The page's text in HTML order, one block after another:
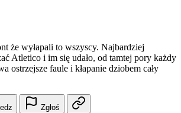
że wyłapali to wszyscy. Najbardziej
Atletico i im się udało, od tamtej pory każdy
ostrzejsze faule i kłapanie dziobem cały
Zgłoś